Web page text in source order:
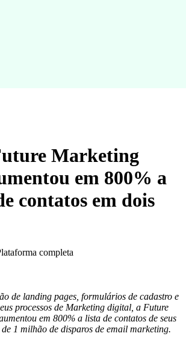
Marketing
em 800% a
contatos em dois
completa
de landing pages, formulários de cadastro e
processos de Marketing digital, a Future
em 800% a lista de contatos de seus
1 milhão de disparos de email marketing.